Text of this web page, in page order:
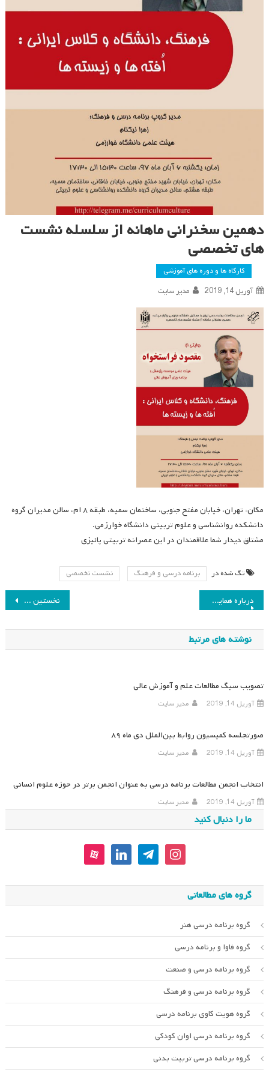
دهمین سخنرانی ماهانه از سلسله نشست
های تخصصی
کارگاه ها و دوره های آموزشی
آوریل 14, 2019 مدیر سایت
مکان: تهران، خیابان مفتح جنوبی، ساختمان سمیه، طبقه ۸ ام، سالن مدیران گروه
دانشکده روانشناسی و علوم تربیتی دانشگاه خوارزمی.
مشتاق دیدار شما علاقمندان در این عصرانه تربیتی پائیزی
تگ شده در برنامه درسی و فرهنگ نشست تخصصی
راهبری
نوشته
نخستین دورۀ جشنوارۀ دکتر علی شریعت‌مداری برگزار می‌شود درباره همایش چهارم : ارزیابی وضع موجود و ترسیم چشم انداز مطلوب
نوشته های مرتبط
تصویب سیگ مطالعات علم و آموزش عالی
آوریل 14, 2019 مدیر سایت
صورتجلسه کمیسیون روابط بین‌الملل دی ماه ۸۹
آوریل 14, 2019 مدیر سایت
انتخاب انجمن مطالعات برنامه درسی به عنوان انجمن برتر در حوزه علوم انسانی
آوریل 14, 2019 مدیر سایت
ما را دنبال کنید
instagram
telegram
linkedin
aparat
گروه های مطالعاتی
گروه برنامه درسی هنر
گروه فاوا و برنامه درسی
گروه برنامه درسی و صنعت
گروه برنامه درسی و فرهنگ
گروه هویت کاوی برنامه درسی
گروه برنامه درسی اوان کودکی
گروه برنامه درسی تربیت بدنی